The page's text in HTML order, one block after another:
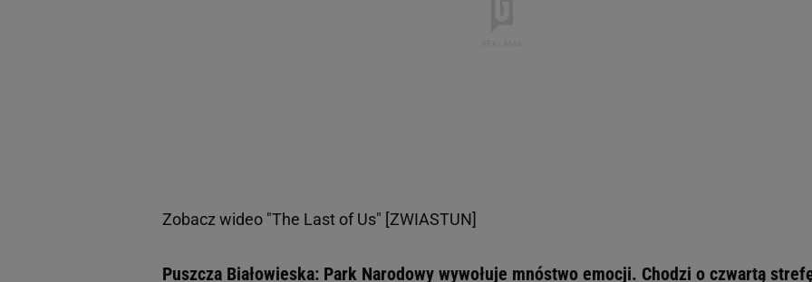
Zobacz wideo "The Last of Us" [ZWIASTUN]
Puszcza Białowieska: Park Narodowy wywołuje mnóstwo emocji. Chodzi o czwartą